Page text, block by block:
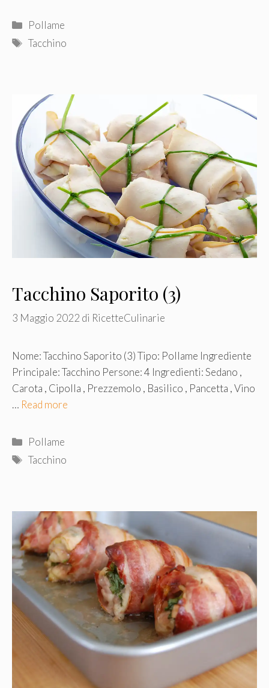
Categorie
Pollame
Tag
Tacchino
Tacchino Saporito (3)
3 Maggio 2022 di RicetteCulinarie
Nome: Tacchino Saporito (3) Tipo: Pollame Ingrediente
Principale: Tacchino Persone: 4 Ingredienti: Sedano ,
Carota , Cipolla , Prezzemolo , Basilico , Pancetta , Vino
… Read more
Categorie
Pollame
Tag
Tacchino